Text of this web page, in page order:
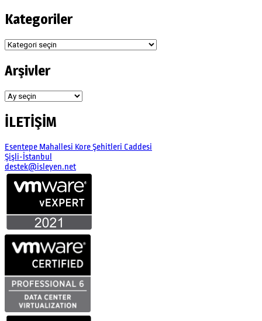
Kategoriler
Kategoriler
Arşivler
Arşivler
İLETİŞİM
Esentepe Mahallesi Kore Şehitleri Caddesi
Şişli-İstanbul
destek@isleyen.net